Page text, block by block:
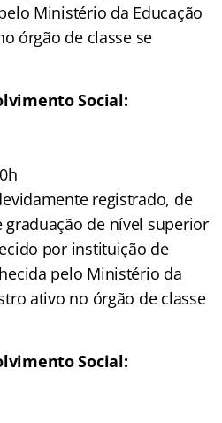
Ministério da Educação
órgão de classe se
Social:
registrado, de
de nível superior
por instituição de
pelo Ministério da
ativo no órgão de classe
Social: